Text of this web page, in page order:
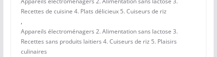
Recettes de cuisine 4. Plats délicieux 5. Cuiseurs de riz
,
Appareils électroménagers 2. Alimentation sans lactose 3.
Recettes sans produits laitiers 4. Cuiseurs de riz 5. Plaisirs
culinaires